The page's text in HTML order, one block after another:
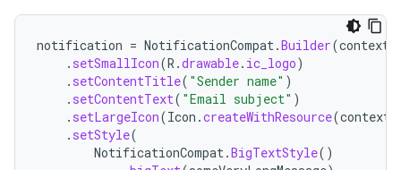
notification = NotificationCompat.Builder(context
. setSmallIcon(R .drawable. ic_logo)
. setContentTitle( "Sender name" )
. setContentText( "Email subject" )
. setLargeIcon(Icon .createWithResource(context
. setStyle(
NotificationCompat.BigTextStyle()